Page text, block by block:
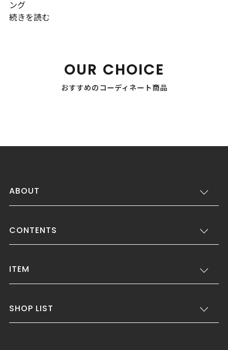
ング
続きを読む
OUR CHOICE
おすすめのコーディネート商品
ABOUT
CONTENTS
ITEM
SHOP LIST